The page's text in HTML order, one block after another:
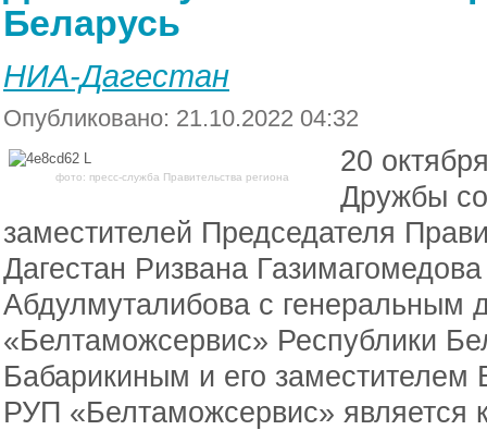
Беларусь
НИА-Дагестан
Опубликовано: 21.10.2022 04:32
фото: пресс-служба Правительства региона
20
Дружбы
заместителей Председателя
Дагестан Ризвана
Абдулмуталибова с генеральным
«Белтаможсервис» Республики
Бабарикиным и его
РУП «Белтаможсервис» является